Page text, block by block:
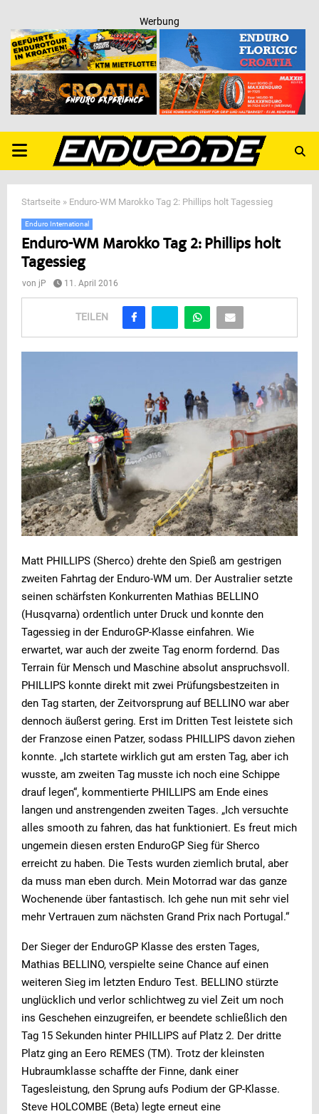
Werbung
PRIMARY
MENU
Startseite » Enduro-WM Marokko Tag 2: Phillips holt Tagessieg
Enduro International
Enduro-WM Marokko Tag 2: Phillips holt
Tagessieg
von jP 11. April 2016
TEILEN
Matt PHILLIPS (Sherco) drehte den Spieß am gestrigen
zweiten Fahrtag der Enduro-WM um. Der Australier setzte
seinen schärfsten Konkurrenten Mathias BELLINO
(Husqvarna) ordentlich unter Druck und konnte den
Tagessieg in der EnduroGP-Klasse einfahren. Wie
erwartet, war auch der zweite Tag enorm fordernd. Das
Terrain für Mensch und Maschine absolut anspruchsvoll.
PHILLIPS konnte direkt mit zwei Prüfungsbestzeiten in
den Tag starten, der Zeitvorsprung auf BELLINO war aber
dennoch äußerst gering. Erst im Dritten Test leistete sich
der Franzose einen Patzer, sodass PHILLIPS davon ziehen
konnte. „Ich startete wirklich gut am ersten Tag, aber ich
wusste, am zweiten Tag musste ich noch eine Schippe
drauf legen“, kommentierte PHILLIPS am Ende eines
langen und anstrengenden zweiten Tages. „Ich versuchte
alles smooth zu fahren, das hat funktioniert. Es freut mich
ungemein diesen ersten EnduroGP Sieg für Sherco
erreicht zu haben. Die Tests wurden ziemlich brutal, aber
da muss man eben durch. Mein Motorrad war das ganze
Wochenende über fantastisch. Ich gehe nun mit sehr viel
mehr Vertrauen zum nächsten Grand Prix nach Portugal.“
Der Sieger der EnduroGP Klasse des ersten Tages,
Mathias BELLINO, verspielte seine Chance auf einen
weiteren Sieg im letzten Enduro Test. BELLINO stürzte
unglücklich und verlor schlichtweg zu viel Zeit um noch
ins Geschehen einzugreifen, er beendete schließlich den
Tag 15 Sekunden hinter PHILLIPS auf Platz 2. Der dritte
Platz ging an Eero REMES (TM). Trotz der kleinsten
Hubraumklasse schaffte der Finne, dank einer
Tagesleistung, den Sprung aufs Podium der GP-Klasse.
Steve HOLCOMBE (Beta) legte erneut eine